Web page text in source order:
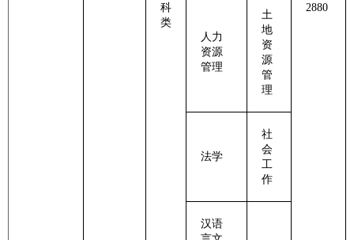
科
类
2880
人力
资源
管理
土
地
资
源
管
理
法学
社
会
工
作
汉语